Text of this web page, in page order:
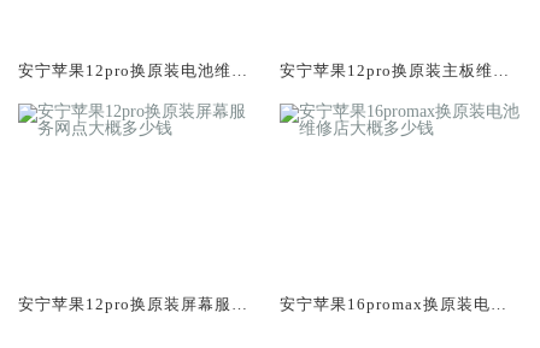
安宁苹果12pro换原装电池维修
安宁苹果12pro换原装主板维修
安宁苹果12pro换原装屏幕服务
安宁苹果16promax换原装电池